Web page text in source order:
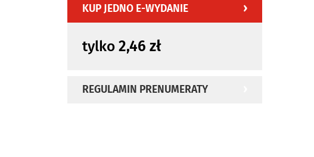
KUP JEDNO E-WYDANIE
tylko2,46 zł
REGULAMIN PRENUMERATY